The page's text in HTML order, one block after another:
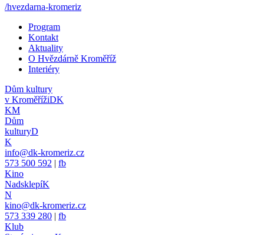
/hvezdarna-kromeriz
Program
Kontakt
Aktuality
O Hvězdárně Kroměříž
Interiéry
Dům kultury
v KroměřížiDK
KM
Dům
kulturyD
K
info@dk-kromeriz.cz
573 500 592 | fb
Kino
NadsklepíK
N
kino@dk-kromeriz.cz
573 339 280 | fb
Klub